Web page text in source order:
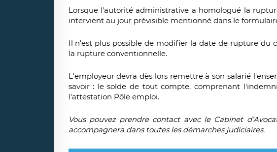
Lorsque l'autorité administrative a homologué la
intervient au jour prévisible mentionné dans le
Il n'est plus possible de modifier la date de rupture du
la rupture conventionnelle.
L'employeur devra dès lors remettre à son salarié
savoir : le solde de tout compte, comprenant
l'attestation Pôle emploi.
Vous pouvez prendre contact avec le Cabinet
accompagnera dans toutes les démarches judiciaires.